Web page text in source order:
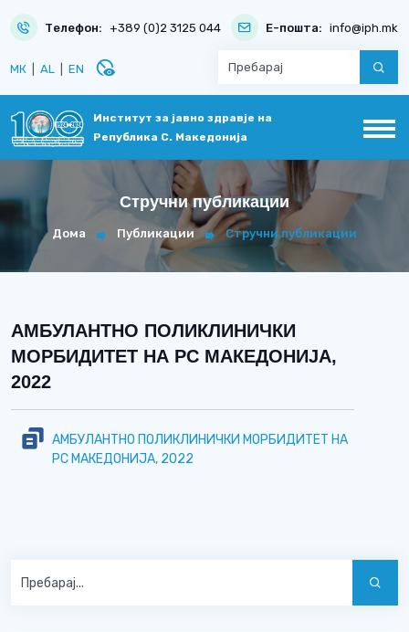
Телефон: +389 (0)2 3125 044 Е-пошта: info@iph.mk
МК AL EN disabled_visible
Институт за јавно здравје на
Република С. Македонија
Стручни публикации
Дома Публикации Стручни публикации
АМБУЛАНТНО ПОЛИКЛИНИЧКИ
МОРБИДИТЕТ НА РС МАКЕДОНИЈА,
2022
АМБУЛАНТНО ПОЛИКЛИНИЧКИ МОРБИДИТЕТ НА
РС МАКЕДОНИЈА, 2022